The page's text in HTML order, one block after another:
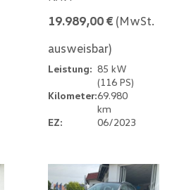
19.989,00 € (MwSt.
ausweisbar)
Leistung: 85 kW
(116 PS)
Kilometer:69.980
km
EZ:
06/2023